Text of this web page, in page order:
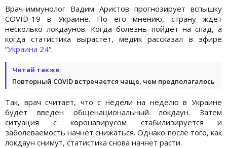
Врач-иммунолог Вадим Аристов прогнозирует вспышку
COVID-19 в Украине. По его мнению, страну ждет
несколько локдаунов. Когда болезнь пойдет на спад, а
когда статистика вырастет, медик рассказал в эфире
“Украина 24“.
Читай также:
Повторный COVID встречается чаще, чем предполагалось
Так, врач считает, что с недели на неделю в Украине
будет введен общенациональный локдаун. Затем
ситуация с коронавирусом стабилизируется и
заболеваемость начнет снижаться. Однако после того, как
локдаун снимут, статистика снова начнет расти.